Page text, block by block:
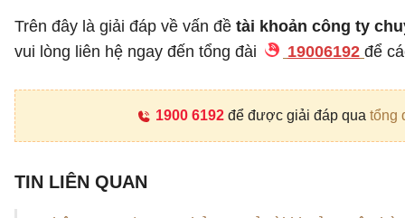
Trên đây là giải đáp về vấn đề tài khoản công ty
vui lòng liên hệ ngay đến tổng đài
19006192 để
1900 6192để được giải đáp qua tổng
TIN LIÊN QUAN